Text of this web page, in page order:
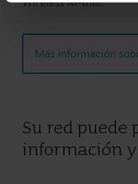
the Cookie Declaration
Más información
Su red puede
información